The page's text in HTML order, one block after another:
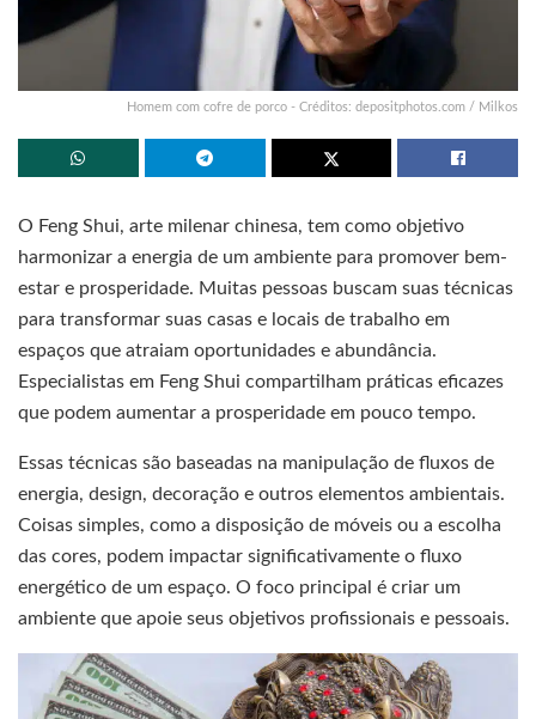
Homem com cofre de porco - Créditos: depositphotos.com / Milkos
O Feng Shui, arte milenar chinesa, tem como objetivo
harmonizar a energia de um ambiente para promover bem-
estar e prosperidade. Muitas pessoas buscam suas técnicas
para transformar suas casas e locais de trabalho em
espaços que atraiam oportunidades e abundância.
Especialistas em Feng Shui compartilham práticas eficazes
que podem aumentar a prosperidade em pouco tempo.
Essas técnicas são baseadas na manipulação de fluxos de
energia, design, decoração e outros elementos ambientais.
Coisas simples, como a disposição de móveis ou a escolha
das cores, podem impactar significativamente o fluxo
energético de um espaço. O foco principal é criar um
ambiente que apoie seus objetivos profissionais e pessoais.